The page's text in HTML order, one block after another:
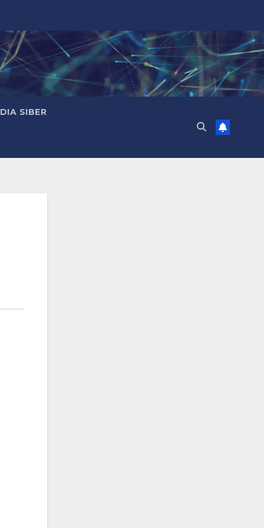
SIBER